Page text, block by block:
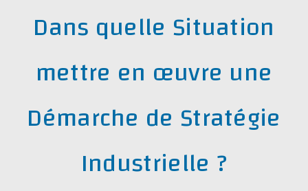
Dans quelle Situation
mettre en œuvre une
Démarche de Stratégie
Industrielle ?